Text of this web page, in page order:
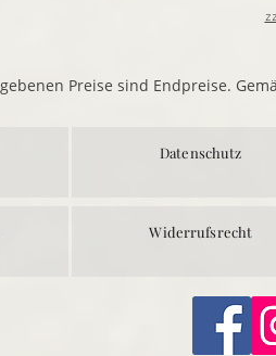
Preise sind Endpreise.
Datenschutz
Widerrufsrecht